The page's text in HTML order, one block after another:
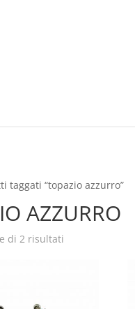
taggati “topazio azzurro”
AZZURRO
di 2 risultati